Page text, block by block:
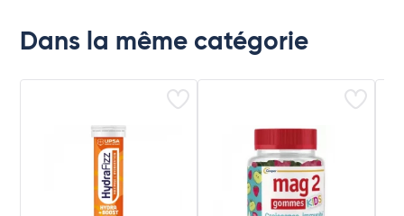
Dans la même catégorie